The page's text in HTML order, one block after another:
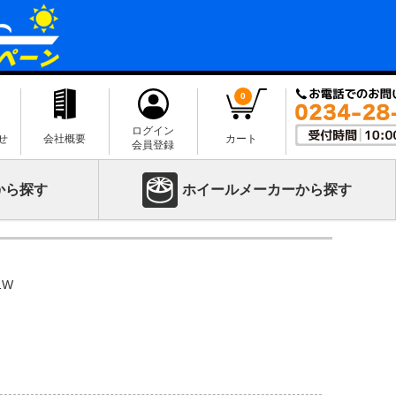
会社概要
ログイン
会員登録
0
カート
ら探す ホイールメーカーから探す